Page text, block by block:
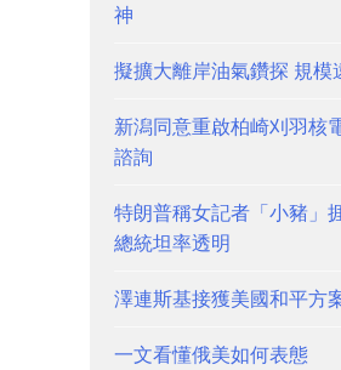
神
擬擴大離岸油氣鑽探 規模
新潟同意重啟柏崎刈羽核
諮詢
特朗普稱女記者「小豬」
總統坦率透明
澤連斯基接獲美國和平方
一文看懂俄美如何表態